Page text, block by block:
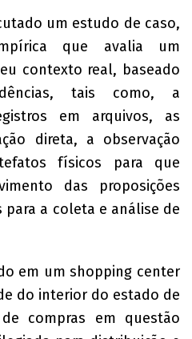
um estudo de caso,
que avalia um
contexto real, baseado
tais como, a
em arquivos, as
direta, a observação
físicos para que
das proposições
a coleta e análise de
em um shopping center
do interior do estado de
compras em questão